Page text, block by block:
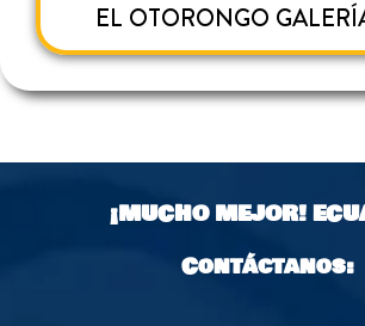
EL OTORONGO
¡MUCHO MEJOR!
Contáctanos: